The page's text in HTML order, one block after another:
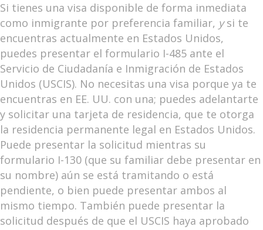
Si tienes una visa disponible de forma inmediata
como inmigrante por preferencia familiar, ysi te
encuentras actualmente en Estados Unidos,
puedes presentar el formulario I-485 ante el
Servicio de Ciudadanía e Inmigración de Estados
Unidos (USCIS). No necesitas una visa porque ya te
encuentras en EE. UU. con una; puedes adelantarte
y solicitar una tarjeta de residencia, que te otorga
la residencia permanente legal en Estados Unidos.
Puede presentar la solicitud mientras su
formulario I-130 (que su familiar debe presentar en
su nombre) aún se está tramitando o está
pendiente, o bien puede presentar ambos al
mismo tiempo. También puede presentar la
solicitud después de que el USCIS haya aprobado